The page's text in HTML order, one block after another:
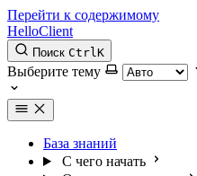
Перейти к содержимому
HelloClient
Поиск CtrlK
Выберите тему
База знаний
С чего начать